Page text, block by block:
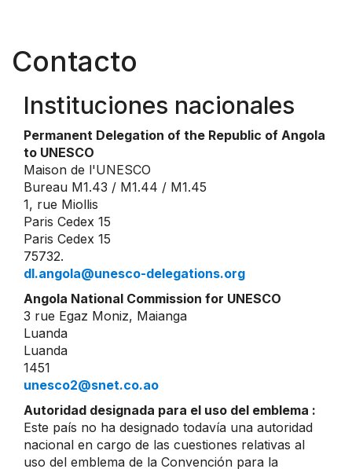
Contacto
Instituciones nacionales
Permanent Delegation of the Republic of Angola
to UNESCO
Maison de l'UNESCO
Bureau M1.43 / M1.44 / M1.45
1, rue Miollis
Paris Cedex 15
Paris Cedex 15
75732.
dl.angola@unesco-delegations.org
Angola National Commission for UNESCO
3 rue Egaz Moniz, Maianga
Luanda
Luanda
1451
unesco2@snet.co.ao
Autoridad designada para el uso del emblema :
Este país no ha designado todavía una autoridad
nacional en cargo de las cuestiones relativas al
uso del emblema de la Convención para la